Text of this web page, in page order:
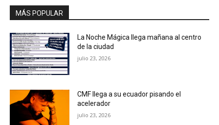
MÁS POPULAR
La Noche Mágica llega mañana al centro
de la ciudad
julio 23, 2026
CMF llega a su ecuador pisando el
acelerador
julio 23, 2026